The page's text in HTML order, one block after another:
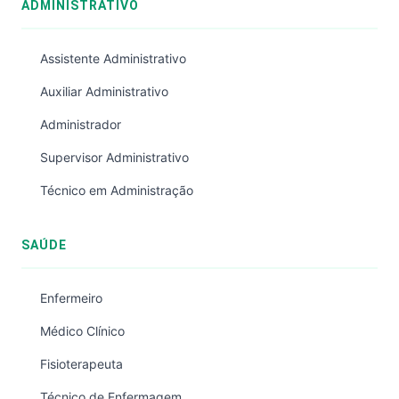
ADMINISTRATIVO
Assistente Administrativo
Auxiliar Administrativo
Administrador
Supervisor Administrativo
Técnico em Administração
SAÚDE
Enfermeiro
Médico Clínico
Fisioterapeuta